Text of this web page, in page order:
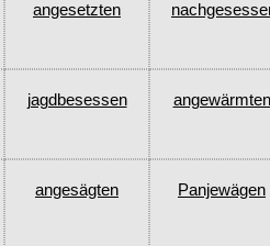
angesetzten
jagdbesessen angewärmten
angesägten Panjewägen